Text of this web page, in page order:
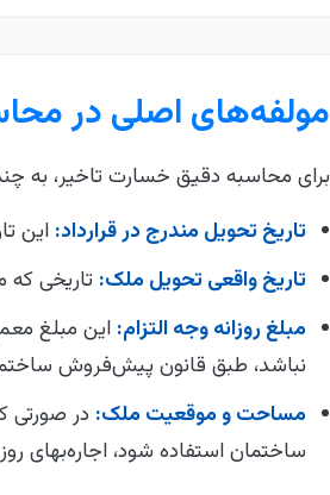
مولفه‌های اصلی در
برای محاسبه دقیق خسارت تاخیر، به چند
تاریخ تحویل مندرج در قرارداد: این
تاریخ واقعی تحویل ملک: تاریخی
مبلغ روزانه وجه التزام: این مبلغ
نباشد، طبق قانون پیش‌فروش
مساحت و موقعیت ملک: در صورتی
ساختمان استفاده شود،